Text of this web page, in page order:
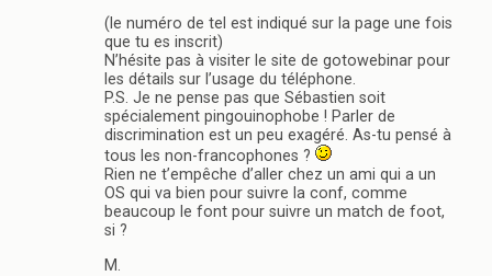
(le numéro de tel est indiqué sur la page une fois
que tu es inscrit)
N’hésite pas à visiter le site de gotowebinar pour
les détails sur l’usage du téléphone.
P.S. Je ne pense pas que Sébastien soit
spécialement pingouinophobe ! Parler de
discrimination est un peu exagéré. As-tu pensé à
tous les non-francophones ?
Rien ne t’empêche d’aller chez un ami qui a un
OS qui va bien pour suivre la conf, comme
beaucoup le font pour suivre un match de foot,
si ?
M.